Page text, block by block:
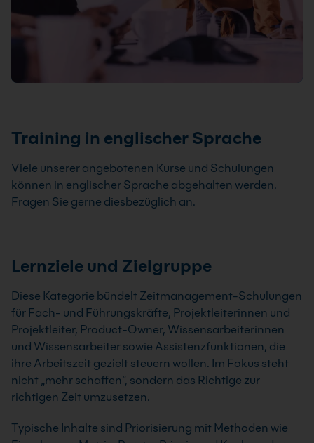
Training in englischer Sprache
Viele unserer angebotenen Kurse und Schulungen
können in englischer Sprache abgehalten werden.
Fragen Sie gerne diesbezüglich an.
Lernziele und Zielgruppe
Diese Kategorie bündelt Zeitmanagement-Schulungen
für Fach- und Führungskräfte, Projektleiterinnen und
Projektleiter, Product-Owner, Wissensarbeiterinnen
und Wissensarbeiter sowie Assistenzfunktionen, die
ihre Arbeitszeit gezielt steuern wollen. Im Fokus steht
nicht „mehr schaffen“, sondern das Richtige zur
richtigen Zeit umzusetzen.
Typische Inhalte sind Priorisierung mit Methoden wie